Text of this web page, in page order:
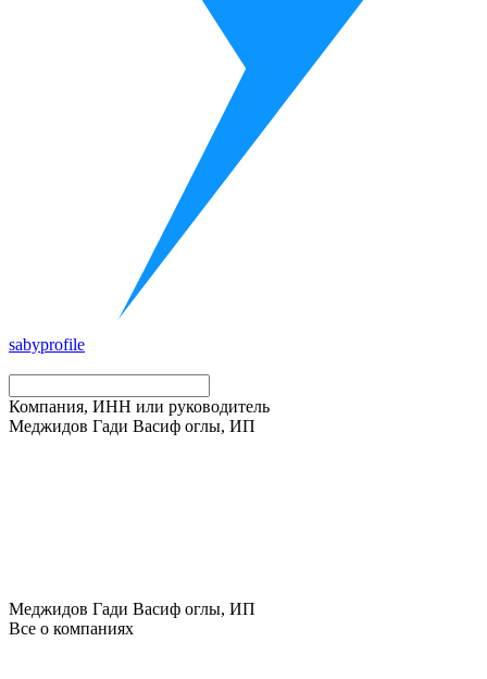
sabyprofile
Компания, ИНН или руководитель
Меджидов Гади Васиф оглы, ИП
Меджидов Гади Васиф оглы, ИП
Все о компаниях